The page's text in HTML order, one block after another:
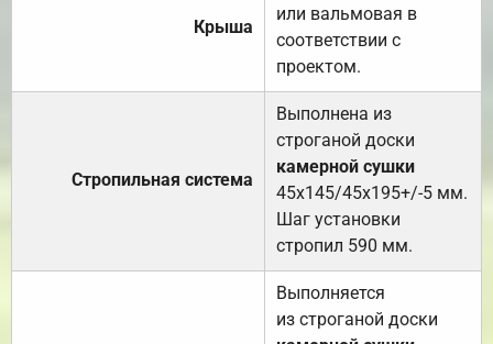
Крыша
или вальмовая в
соответствии с
проектом.
Стропильная система
Выполнена из
строганой доски
камерной сушки
45х145/45х195+/-5 мм.
Шаг установки
стропил 590 мм.
Выполняется
из строганой доски